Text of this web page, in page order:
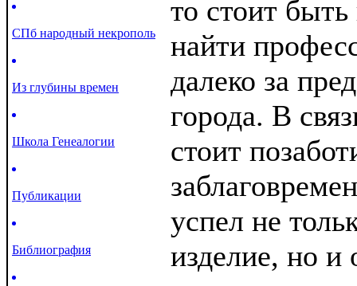
СПб народный некрополь
Из глубины времен
Школа Генеалогии
Публикации
Библиография
то стоит
найти
далеко за
города. В
стоит
успел не
изделие, но и